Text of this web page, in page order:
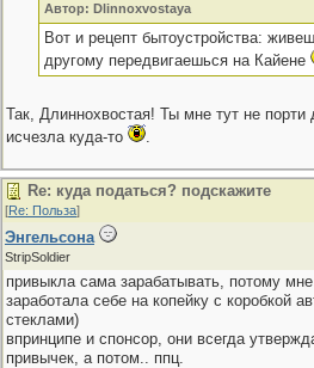
Автор: Dlinnoxvostaya
Вот и рецепт бытоустройства:
другому передвигаешься на Кайене
Так, Длиннохвостая! Ты мне тут не порти
исчезла куда-то
.
Re: куда податься? подскажите
[Re: Польза]
Энгельсона
StripSoldier
привыкла сама зарабатывать, потому
заработала себе на копейку с коробкой
стеклами)
впринципе и спонсор, они всегда
привычек, а потом.. ппц.